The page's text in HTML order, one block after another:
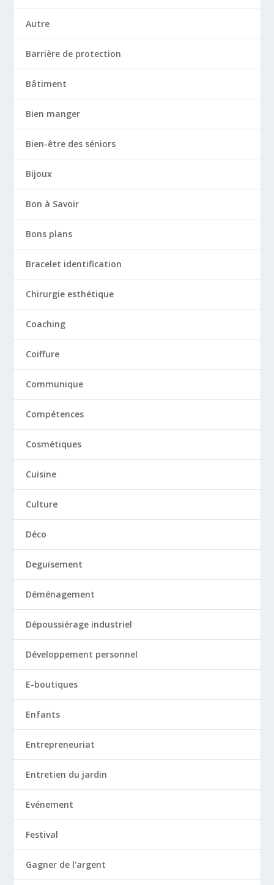
Autre
Barrière de protection
Bâtiment
Bien manger
Bien-être des séniors
Bijoux
Bon à Savoir
Bons plans
Bracelet identification
Chirurgie esthétique
Coaching
Coiffure
Communique
Compétences
Cosmétiques
Cuisine
Culture
Déco
Deguisement
Déménagement
Dépoussiérage industriel
Développement personnel
E-boutiques
Enfants
Entrepreneuriat
Entretien du jardin
Evénement
Festival
Gagner de l'argent